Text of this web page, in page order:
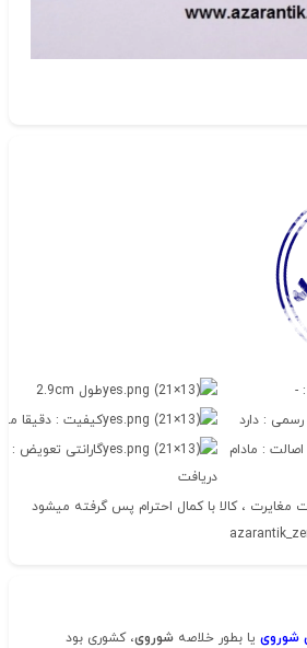
-
طول 2.9cm
رسمی : دارد
کیفیت : دقیقا
: مادام
دریافت
مغایرت ، کالا با کمال احترام پس گرفته میشود
شوروی یا بطور خلاصه شوروی، کشوری بود